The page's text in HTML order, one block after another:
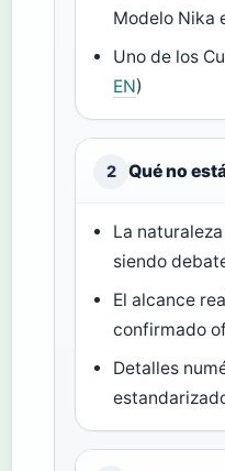
Modelo Nika
Uno de los
EN)
2 Qué no
La
siendo
El alcance
confirmado
Detalles